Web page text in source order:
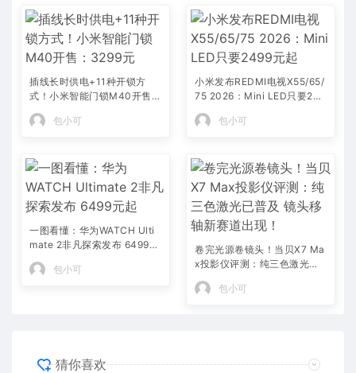
插线长时供电+11种开锁方
式！小米智能门锁M40开售：
3299元
包小可
小米发布REDMI电视X55/65/
75 2026：Mini LED只要249
9元起
包小可
一图看懂：华为WATCH Ulti
mate 2非凡探索发布 6499元
起
包小可
卷完光源卷镜头！当贝X7 Ma
x投影仪评测：纯三色激光已
普及 镜头移轴新赛道出现！
包小可
猜你喜欢